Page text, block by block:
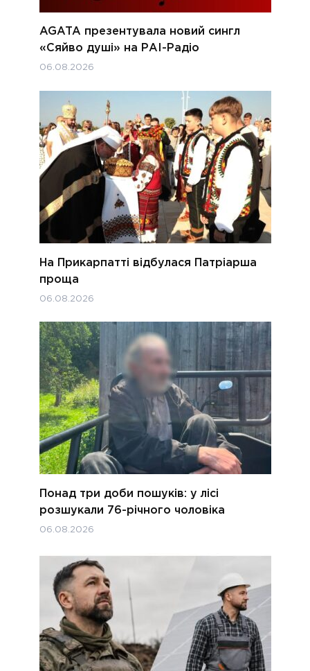
AGATA презентувала новий сингл
«Сяйво душі» на РАІ-Радіо
06.08.2026
На Прикарпатті відбулася Патріарша
проща
06.08.2026
Понад три доби пошуків: у лісі
розшукали 76-річного чоловіка
06.08.2026